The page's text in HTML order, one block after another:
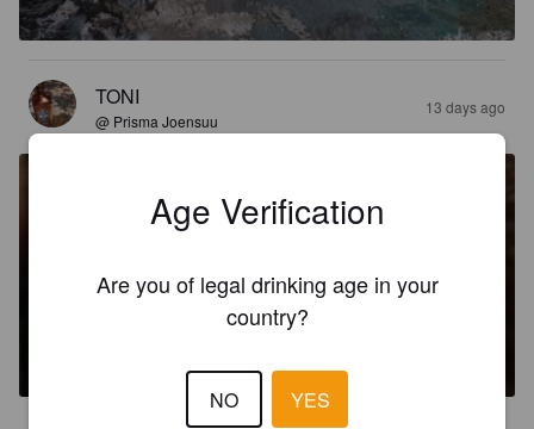
TONI
@ Prisma Joensuu
13 days ago
Age Verification
Are you of legal drinking age in your
country?
NO YES